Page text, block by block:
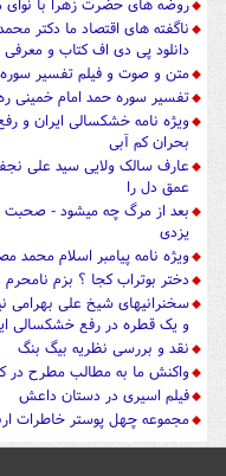
ناگفته های اقتصاد ما دکتر
دانلود پی دی اف کتاب و معرفی
متن و صوت و فیلم تفسیر سوره حمد
تفسیر سوره حمد امام خمینی ره
ویژه نامه خشکسالی ایران و
بحران کم آبی
عارف سالک ولایی سید علی
عمق دل را
بعد از مرگ چه میشود - صحبت
یزدی
ویژه نامه پیامبر اسلام محمد
دختر بوتراب کجا ؟ بزم
سخنرانیهای شیخ علی بهرامی
و یک قطره در رفع خشکسالی
نقد و بررسی نظریه بیگ بنگ
واکنش ما به مطالب مطرح در
فیلم اسیری در دستان داعش
مجموعه چهل پوستر خاطرات